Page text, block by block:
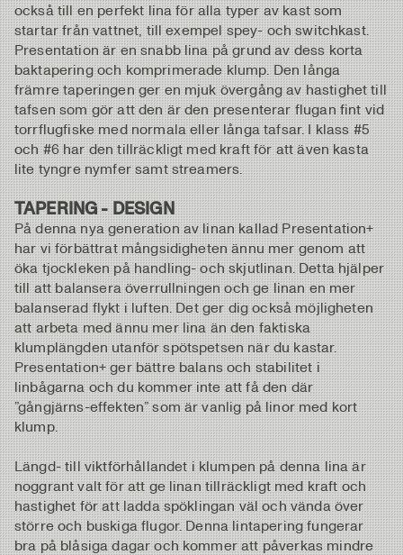
också till en perfekt lina för alla typer av kast som
startar från vattnet, till exempel spey- och switchkast.
Presentation är en snabb lina på grund av dess korta
baktapering och komprimerade klump. Den långa
främre taperingen ger en mjuk övergång av hastighet till
tafsen som gör att den är den presenterar flugan fint vid
torrflugfiske med normala eller långa tafsar. I klass #5
och #6 har den tillräckligt med kraft för att även kasta
lite tyngre nymfer samt streamers.
TAPERING - DESIGN
På denna nya generation av linan kallad Presentation+
har vi förbättrat mångsidigheten ännu mer genom att
öka tjockleken på handling- och skjutlinan. Detta hjälper
till att balansera överrullningen och ge linan en mer
balanserad flykt i luften. Det ger dig också möjligheten
att arbeta med ännu mer lina än den faktiska
klumplängden utanför spötspetsen när du kastar.
Presentation+ ger bättre balans och stabilitet i
linbågarna och du kommer inte att få den där
”gångjärns-effekten” som är vanlig på linor med kort
klump.
Längd- till viktförhållandet i klumpen på denna lina är
noggrant valt för att ge linan tillräckligt med kraft och
hastighet för att ladda spöklingan väl och vända över
större och buskiga flugor. Denna lintapering fungerar
bra på blåsiga dagar och kommer att påverkas mindre